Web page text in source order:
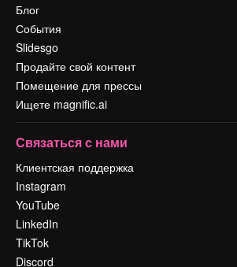
Блог
События
Slidesgo
Продайте свой контент
Помещение для прессы
Ищете magnific.ai
Связаться с нами
Клиентская поддержка
Instagram
YouTube
LinkedIn
TikTok
Discord